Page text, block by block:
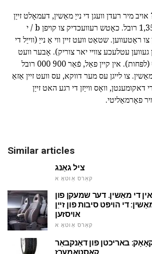
אויב מיר רעדן וועגן די נייַ מאַשין, דעמאָלט זייַן
פּרייַז איז וועגן 1,350,000 רובל. כאָטש רעוועכדיק צו קויפן b / י
ראַטעווען. שטאַט וועט זיין ווי אַ נייַ (ווייַל די
עטלעכע צוויי יאר צוריק). אָבער וועט
ראַטעווען 300 טויזנט (לפּחות). אין קיין פאַל, פֿאַר 900 000 רובל
צו לייגן עס מער דווקא, עס וועט זיין אַזאַ
וואָס ווייַזן די רגע האט זייַן
פאָרמאַליטי.
Similar articles
ציל גאַנג
קאַרס אַוטאָ א
די מאַשין. דער שמעקן פון
די הויפּט סיבות פון זייַן
אויסזען
קאַרס אַוטאָ א
באריכטן פון דאַנקבאַר